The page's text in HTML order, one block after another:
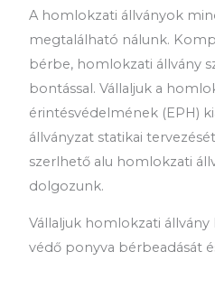
A homlokzati állványok
megtalálható nálunk.
bérbe, homlokzati állvány
bontással. Vállaljuk a
érintésvédelmének (EPH)
állványzat statikai
szerlhető alu homlokzati
dolgozunk.
Vállaljuk homlokzati
védő ponyva bérbeadását